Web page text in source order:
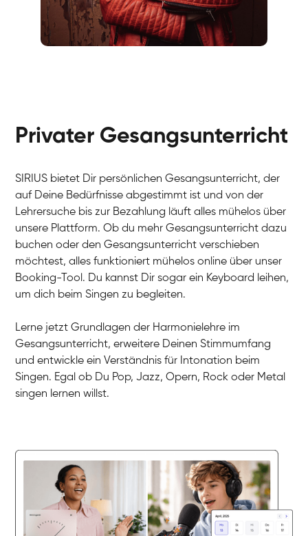
Gesang / Vocal
Anna
Gesang / Vocal
Gesang / Vocal
Gesang / Vocal
Gesang / Vocal
Gesang / Vocal
Gesang / Vocal
Gesang / Vocal
Gesang / Vocal
Gesang / Vocal
Gesang / Vocal
Gesang / Vocal
Privater Gesangsunterricht
SIRIUS bietet Dir persönlichen Gesangsunterricht, der
auf Deine Bedürfnisse abgestimmt ist und von der
Lehrersuche bis zur Bezahlung läuft alles mühelos über
unsere Plattform. Ob du mehr Gesangsunterricht dazu
buchen oder den Gesangsunterricht verschieben
möchtest, alles funktioniert mühelos online über unser
Booking-Tool. Du kannst Dir sogar ein Keyboard leihen,
um dich beim Singen zu begleiten.
Lerne jetzt Grundlagen der Harmonielehre im
Gesangsunterricht, erweitere Deinen Stimmumfang
und entwickle ein Verständnis für Intonation beim
Singen. Egal ob Du Pop, Jazz, Opern, Rock oder Metal
singen lernen willst.